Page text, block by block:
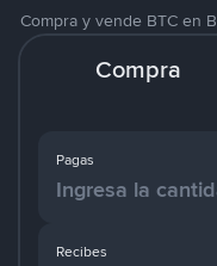
Compra y vende BTC en
Compra
Pagas
Recibes